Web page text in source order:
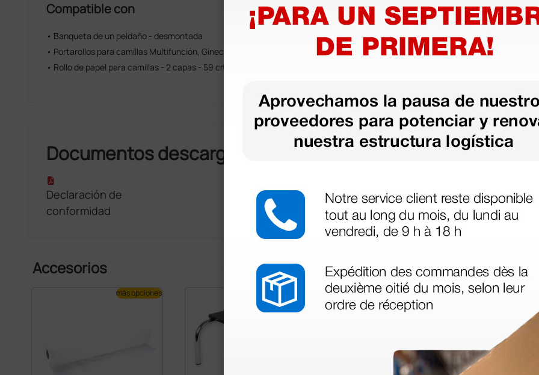
Compatible con
• Banqueta de un peldaño - desmontada
• Portarollos para camillas Multifunción, Ginecológicas y King
• Rollo de papel para camillas - 2 capas - 59 cm × 47,5 m
Documentos descargables
Declaración de
conformidad
Accesorios
más opciones